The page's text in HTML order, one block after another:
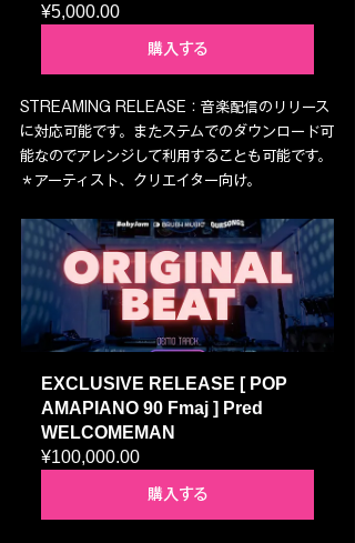
¥5,000.00
購入する
STREAMING RELEASE：音楽配信のリリース
に対応可能です。またステムでのダウンロード可
能なのでアレンジして利用することも可能です。
＊アーティスト、クリエイター向け。
EXCLUSIVE RELEASE [ POP
AMAPIANO 90 Fmaj ] Pred
WELCOMEMAN
¥100,000.00
購入する